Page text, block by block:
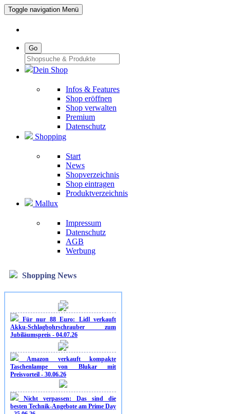
Toggle navigation Menü
Go
Dein Shop
Infos & Features
Shop eröffnen
Shop verwalten
Premium
Datenschutz
Shopping
Start
News
Shopverzeichnis
Shop eintragen
Produktverzeichnis
Mallux
Impressum
Datenschutz
AGB
Werbung
Shopping News
Für nur 88 Euro: Lidl verkauft
Akku-Schlagbohrschrauber zum
Jubiläumspreis - 04.07.26
Amazon verkauft kompakte
Taschenlampe von Blukar mit
Preisvorteil - 30.06.26
Nicht verpassen: Das sind die
besten Technik-Angebote am Prime Day